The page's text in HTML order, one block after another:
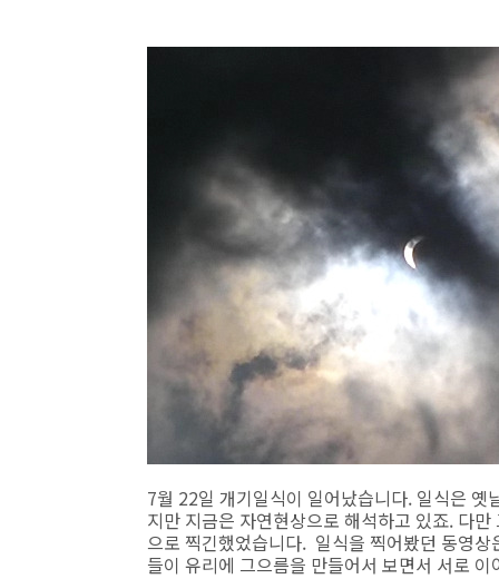
7월 22일 개기일식이 일어났습니다. 일식은
지만 지금은 자연현상으로 해석하고 있죠. 다
으로 찍긴했었습니다. 일식을 찍어봤던 동영
들이 유리에 그으름을 만들어서 보면서 서로